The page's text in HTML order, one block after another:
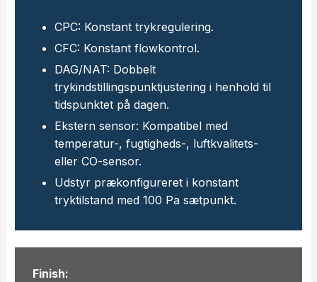
CPC: Konstant trykregulering.
CFC: Konstant flowkontrol.
DAG/NAT: Dobbelt
trykindstillingspunktjustering i henhold til
tidspunktet på dagen.
Ekstern sensor: Kompatibel med
temperatur-, fugtigheds-, luftkvalitets-
eller CO-sensor.
Udstyr prækonfigureret i konstant
tryktilstand med 100 Pa sætpunkt.
Finish: